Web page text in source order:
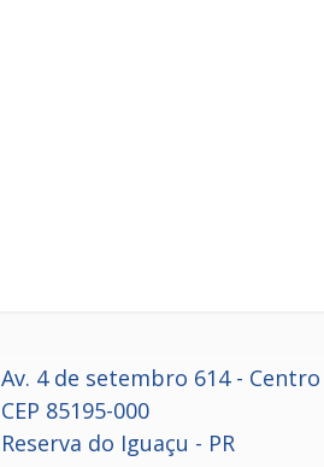
Av. 4 de setembro 614 - Centro
CEP 85195-000
Reserva do Iguaçu - PR